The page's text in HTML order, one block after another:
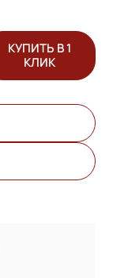
КУПИТЬ В 1
КЛИК